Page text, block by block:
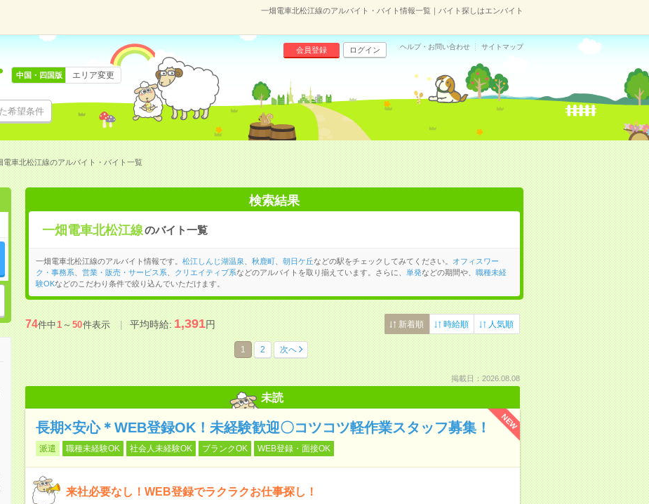
一畑電車北松江線のアルバイト・バイト情報一覧｜バイト探しはエンバイト
希望条件
会員登録 ログイン ヘルプ・お問い合わせ サイトマップ
中国・四国版 エリア変更
電車北松江線のアルバイト・バイト一覧
検索結果
一畑電車北松江線のバイト一覧
一畑電車北松江線のアルバイト情報です。 松江しんじ湖温泉 秋鹿町、 朝日ケ丘などの駅をチェックしてみてください。
オフィスワー
ク・事務系
営業・販売・サービス系 クリエイティブ系などのアルバイトを取り揃えています。さらに、 単発などの期間や、 職種未経
験OKなどのこだわり条件で絞り込んでいただけます。
74件中1～50件表示 平均時給:1,391円 新着順 時給順 人気順
1 2 次へ
掲載日：2026.08.08
未読
NEW
長期×安心＊WEB登録OK！未経験歓迎〇コツコツ軽作業スタッフ募集！
派遣 職種未経験OK 社会人未経験OK ブランクOK WEB登録・面接OK
来社必要なし！WEB登録でラクラクお仕事探し！